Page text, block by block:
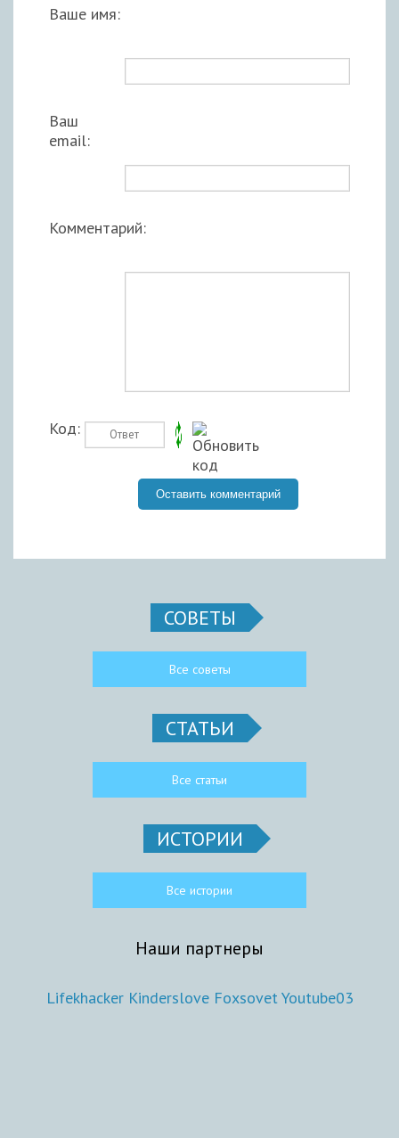
Ваше имя:
Ваш
email:
Комментарий:
Код:
СОВЕТЫ
Все советы
СТАТЬИ
Все статьи
ИСТОРИИ
Все истории
Наши партнеры
Lifekhacker Kinderslove FoxsovetYoutube03